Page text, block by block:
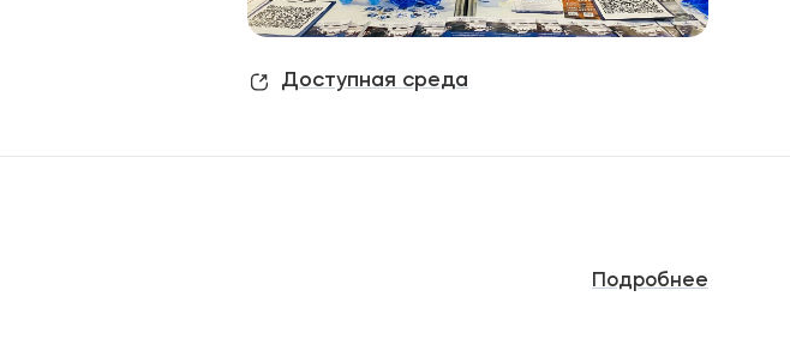
Доступная среда
Подробнее